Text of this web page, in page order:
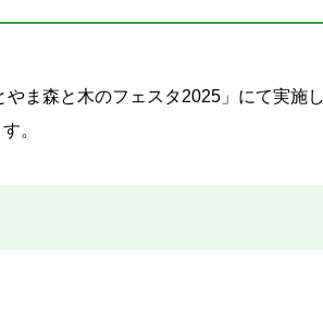
ま森と木のフェスタ2025」にて実施し
。